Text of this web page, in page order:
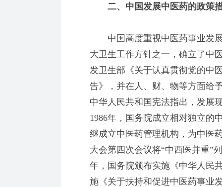
二、中国发展中医药的政策
中国高度重视中医药事业发展
大卫生工作方针之一，确立了中
发卫生部《关于认真贯彻党的中
告》，并在人、财、物等方面给
中华人民共和国宪法指出，发展
1986年，国务院成立相对独立的
继成立中医药管理机构，为中医
大会第四次会议将“中西医并重”
年，国务院颁布实施《中华人民
施《关于扶持和促进中医药事业